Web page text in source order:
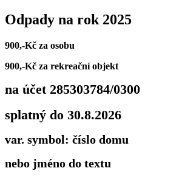
Odpady na rok 2025
900,-Kč za osobu
900,-Kč za rekreační objekt
na účet 285303784/0300
splatný do 30.8.2026
var. symbol: číslo domu
nebo jméno do textu